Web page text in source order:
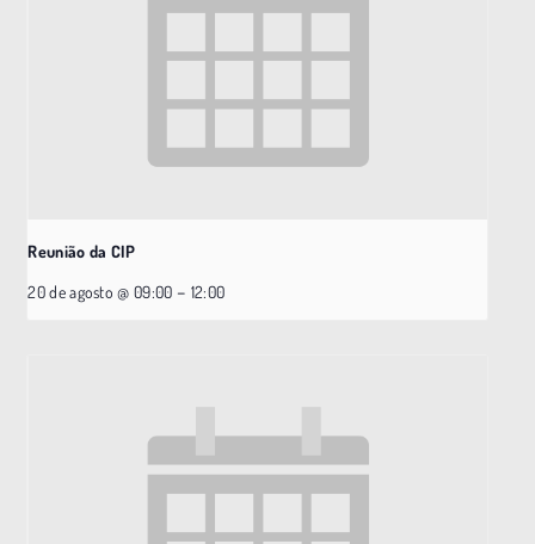
Reunião da CIP
20 de agosto @ 09:00 – 12:00